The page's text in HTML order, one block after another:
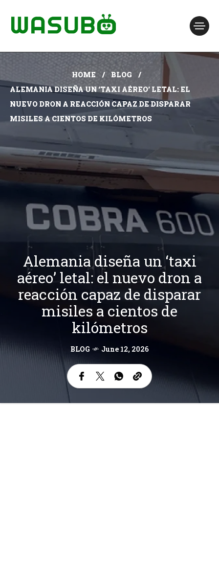
HOME
BLOG
ALEMANIA DISEÑA UN ‘TAXI AÉREO’ LETAL: EL
NUEVO DRON A REACCIÓN CAPAZ DE DISPARAR
MISILES A CIENTOS DE KILÓMETROS
Alemania diseña un ‘taxi
aéreo’ letal: el nuevo dron a
reacción capaz de disparar
misiles a cientos de
kilómetros
BLOG June 12, 2026